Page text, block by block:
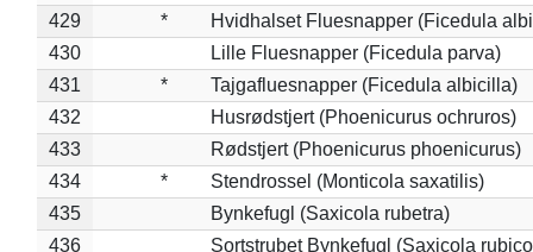
429
*
Hvidhalset Fluesnapper (Ficedula
430
Lille Fluesnapper (Ficedula parva)
431
*
Tajgafluesnapper (Ficedula albicilla)
432
Husrødstjert (Phoenicurus ochruros)
433
Rødstjert (Phoenicurus phoenicurus)
434
*
Stendrossel (Monticola saxatilis)
435
Bynkefugl (Saxicola rubetra)
436
Sortstrubet Bynkefugl (Saxicola